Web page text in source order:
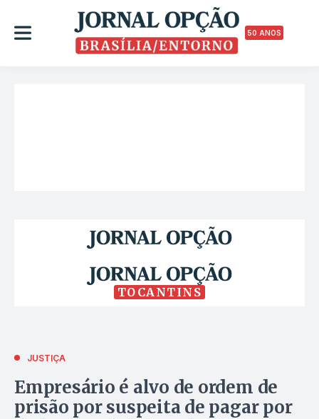
50 ANOS
TOCANTINS
JUSTIÇA
Empresário é alvo de ordem de
prisão por suspeita de pagar por